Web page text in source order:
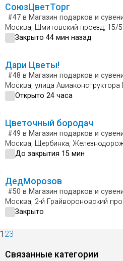
СоюзЦветТорг
#47 в Магазин подарков и
Москва, Шмитовский проезд, 15/5
Закрыто 44 мин назад
Дари Цветы!
#48 в Магазин подарков и
Москва, улица
Открыто 24 часа
Цветочный бородач
#49 в Магазин подарков и
Москва, Щербинка,
До закрытия 15 мин
ДедМорозов
#50 в Магазин подарков и
Москва, 2-й Грайвороновский
Закрыто
1 23
Связанные категории